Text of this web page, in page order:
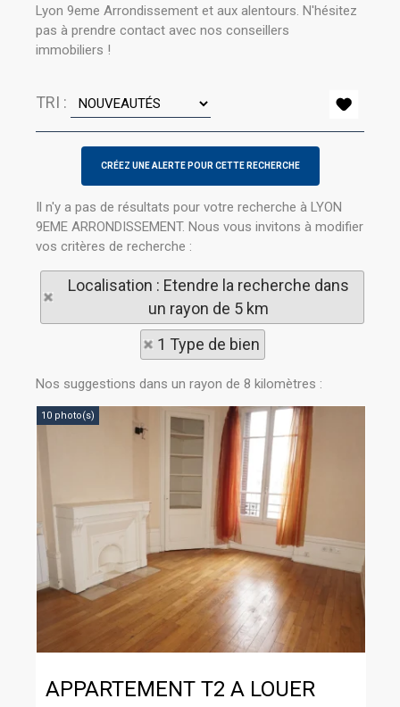
Lyon 9eme Arrondissement et aux alentours. N'hésitez
pas à prendre contact avec nos conseillers
immobiliers !
TRI :
Il n'y a pas de résultats pour votre recherche à LYON
9EME ARRONDISSEMENT. Nous vous invitons à modifier
vos critères de recherche :
Localisation : Etendre la recherche dans
un rayon de 5 km
1 Type de bien
Nos suggestions dans un rayon de 8 kilomètres :
10 photo(s)
APPARTEMENT T2 A LOUER